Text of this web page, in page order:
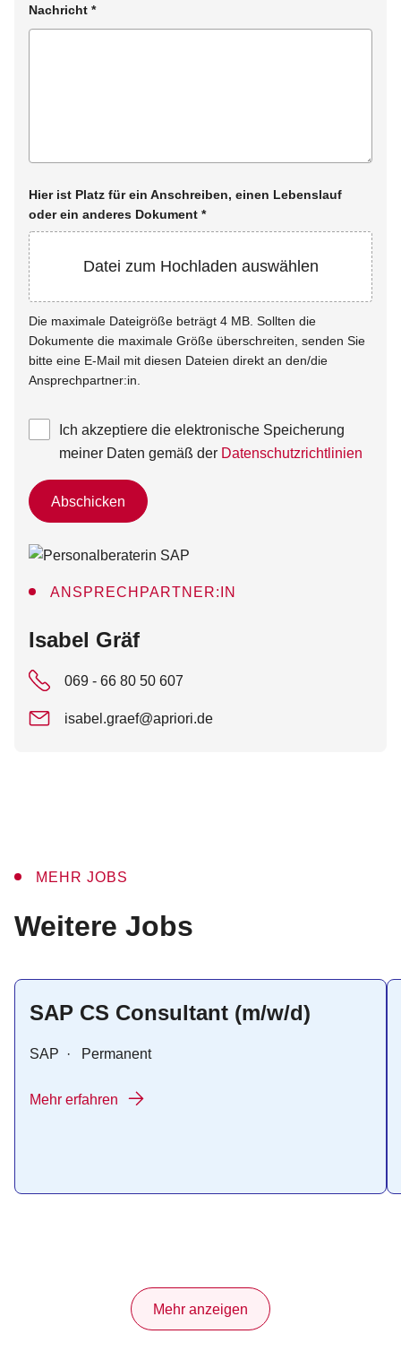
Nachricht *
Hier ist Platz für ein Anschreiben, einen Lebenslauf
oder ein anderes Dokument *
Datei zum Hochladen auswählen
Die maximale Dateigröße beträgt 4 MB. Sollten die
Dokumente die maximale Größe überschreiten, senden Sie
bitte eine E-Mail mit diesen Dateien direkt an den/die
Ansprechpartner:in.
Ich akzeptiere die elektronische Speicherung
meiner Daten gemäß der Datenschutzrichtlinien
Abschicken
ANSPRECHPARTNER:IN
:Isabel Gräf
069 - 66 80 50 607
isabel.graef@apriori.de
MEHR JOBS
:
Weitere Jobs
SAP CS Consultant (m/w/d)
SAP · Permanent
Mehr erfahren
Mehr anzeigen